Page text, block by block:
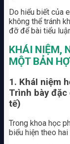
Do hiểu biết của
không thể tránh
đỡ để bài tiểu
KHÁI NIỆM,
MỘT BẢN
1. KháI niệm
Trình bày
tế)
Trong khoa học
biểu hiện theo hai